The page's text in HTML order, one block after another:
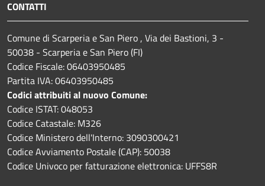
CONTATTI
Comune di Scarperia e San Piero , Via dei Bastioni, 3 -
50038 - Scarperia e San Piero (FI)
Codice Fiscale: 06403950485
Partita IVA: 06403950485
Codici attribuiti al nuovo Comune:
Codice ISTAT: 048053
Codice Catastale: M326
Codice Ministero dell'Interno: 3090300421
Codice Avviamento Postale (CAP): 50038
Codice Univoco per fatturazione elettronica: UFFS8R